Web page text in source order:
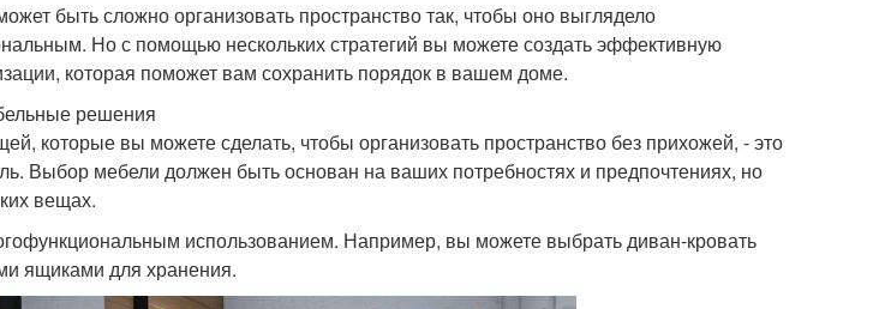
быть сложно организовать пространство так, чтобы оно выглядело
Но с помощью нескольких стратегий вы можете создать эффективную
которая поможет вам сохранить порядок в вашем доме.
решения
которые вы можете сделать, чтобы организовать пространство без прихожей, - это
Выбор мебели должен быть основан на ваших потребностях и предпочтениях, но
вещах.
использованием. Например, вы можете выбрать диван-кровать
ящиками для хранения.